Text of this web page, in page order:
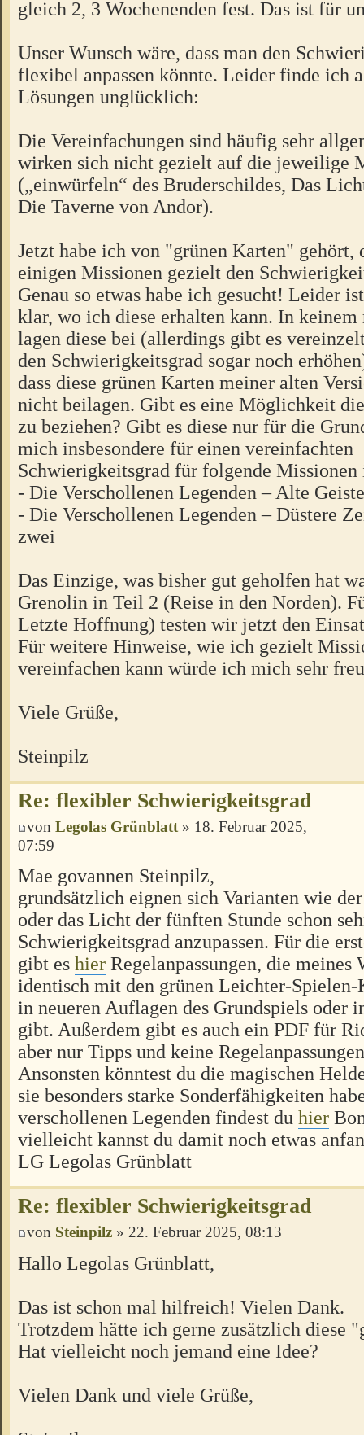
gleich 2, 3 Wochenenden fest. Das ist für
Unser Wunsch wäre, dass man den
flexibel anpassen könnte. Leider finde ich
Lösungen unglücklich:
Die Vereinfachungen sind häufig sehr
wirken sich nicht gezielt auf die jeweilige
(„einwürfeln“ des Bruderschildes, Das
Die Taverne von Andor).
Jetzt habe ich von "grünen Karten" gehört,
einigen Missionen gezielt den
Genau so etwas habe ich gesucht! Leider
klar, wo ich diese erhalten kann. In keinem
lagen diese bei (allerdings gibt es
den Schwierigkeitsgrad sogar noch
dass diese grünen Karten meiner alten
nicht beilagen. Gibt es eine Möglichkeit
zu beziehen? Gibt es diese nur für die
mich insbesondere für einen vereinfachten
Schwierigkeitsgrad für folgende Missionen
- Die Verschollenen Legenden – Alte
- Die Verschollenen Legenden – Düstere
zwei
Das Einzige, was bisher gut geholfen hat
Grenolin in Teil 2 (Reise in den Norden).
Letzte Hoffnung) testen wir jetzt den
Für weitere Hinweise, wie ich gezielt
vereinfachen kann würde ich mich sehr
Viele Grüße,
Steinpilz
Re: flexibler Schwierigkeitsgrad
von Legolas Grünblatt » 18. Februar 2025,
07:59
Mae govannen Steinpilz,
grundsätzlich eignen sich Varianten wie
oder das Licht der fünften Stunde schon
Schwierigkeitsgrad anzupassen. Für die
gibt es hier Regelanpassungen, die meines
identisch mit den grünen Leichter-Spielen-
in neueren Auflagen des Grundspiels oder
gibt. Außerdem gibt es auch ein PDF für
aber nur Tipps und keine
Ansonsten könntest du die magischen
sie besonders starke Sonderfähigkeiten
verschollenen Legenden findest du hier
vielleicht kannst du damit noch etwas
LG Legolas Grünblatt
Re: flexibler Schwierigkeitsgrad
von Steinpilz » 22. Februar 2025, 08:13
Hallo Legolas Grünblatt,
Das ist schon mal hilfreich! Vielen Dank.
Trotzdem hätte ich gerne zusätzlich diese
Hat vielleicht noch jemand eine Idee?
Vielen Dank und viele Grüße,